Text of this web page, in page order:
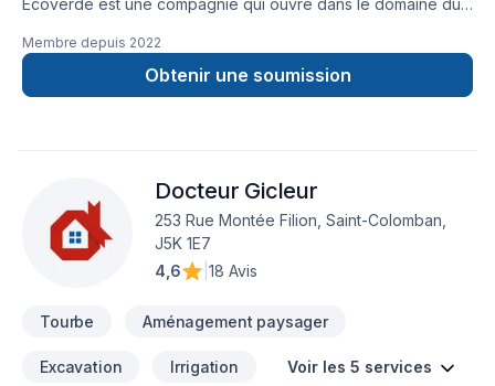
Ecoverdé est une compagnie qui ouvre dans le domaine du
de terrain, nivellement de terrain et tout ce qui a trait à la
Membre depuis 2022
Obtenir une soumission
Docteur Gicleur
253 Rue Montée Filion, Saint-Colomban,
J5K 1E7
4,6
18 Avis
Tourbe Aménagement paysager
Excavation Irrigation Voir les 5 services